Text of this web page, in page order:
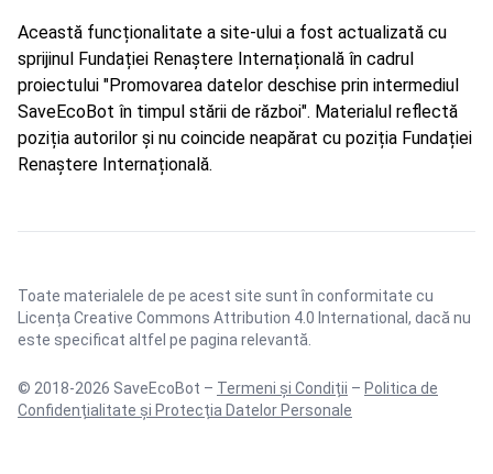
Această funcționalitate a site-ului a fost actualizată cu
sprijinul Fundației Renaștere Internațională în cadrul
proiectului "Promovarea datelor deschise prin intermediul
SaveEcoBot în timpul stării de război". Materialul reflectă
poziția autorilor și nu coincide neapărat cu poziția Fundației
Renaștere Internațională.
Toate materialele de pe acest site sunt în conformitate cu
Licența Creative Commons Attribution 4.0 International , dacă nu
este specificat altfel pe pagina relevantă.
© 2018-2026 SaveEcoBot – Termeni și Condiții – Politica de
Confidențialitate și Protecția Datelor Personale